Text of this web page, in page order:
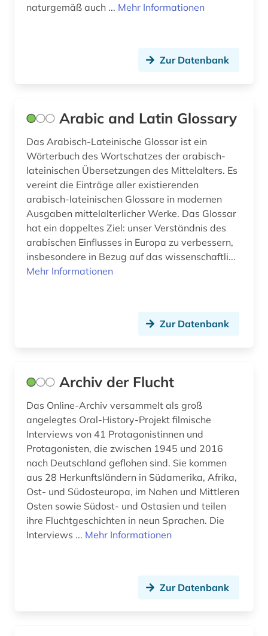
frühe neuzeit (2)
geist (1)
geistesgeschichte (2)
geisteswissenschaften (8)
gender studies (1)
geschichte (5)
geschichte 500-1500 n. chr. (1)
gottfried wilhelm leibniz (1)
hagiografie (1)
handschriftenkunde (1)
hebräisch (1)
heidegger, martin | philosoph; hochschullehrer;
naturgemäß auch ... Mehr Informationen
Zur Datenbank
Arabic and Latin Glossary
Das Arabisch-Lateinische Glossar ist ein
Wörterbuch des Wortschatzes der arabisch-
lateinischen Übersetzungen des Mittelalters. Es
vereint die Einträge aller existierenden
arabisch-lateinischen Glossare in modernen
Ausgaben mittelalterlicher Werke. Das Glossar
hat ein doppeltes Ziel: unser Verständnis des
arabischen Einflusses in Europa zu verbessern,
insbesondere in Bezug auf das wissenschaftli...
Mehr Informationen
Zur Datenbank
Archiv der Flucht
Das Online-Archiv versammelt als groß
angelegtes Oral-History-Projekt filmische
Interviews von 41 Protagonistinnen und
Protagonisten, die zwischen 1945 und 2016
nach Deutschland geflohen sind. Sie kommen
aus 28 Herkunftsländern in Südamerika, Afrika,
Ost- und Südosteuropa, im Nahen und Mittleren
Osten sowie Südost- und Ostasien und teilen
ihre Fluchtgeschichten in neun Sprachen. Die
Interviews ... Mehr Informationen
Zur Datenbank